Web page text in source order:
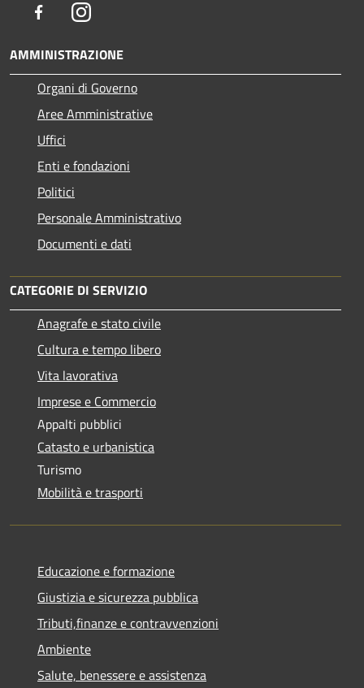
FacebookInstagram
AMMINISTRAZIONE
Organi di Governo
Aree Amministrative
Uffici
Enti e fondazioni
Politici
Personale Amministrativo
Documenti e dati
CATEGORIE DI SERVIZIO
Anagrafe e stato civile
Cultura e tempo libero
Vita lavorativa
Imprese e Commercio
Appalti pubblici
Catasto e urbanistica
Turismo
Mobilità e trasporti
Educazione e formazione
Giustizia e sicurezza pubblica
Tributi,finanze e contravvenzioni
Ambiente
Salute, benessere e assistenza